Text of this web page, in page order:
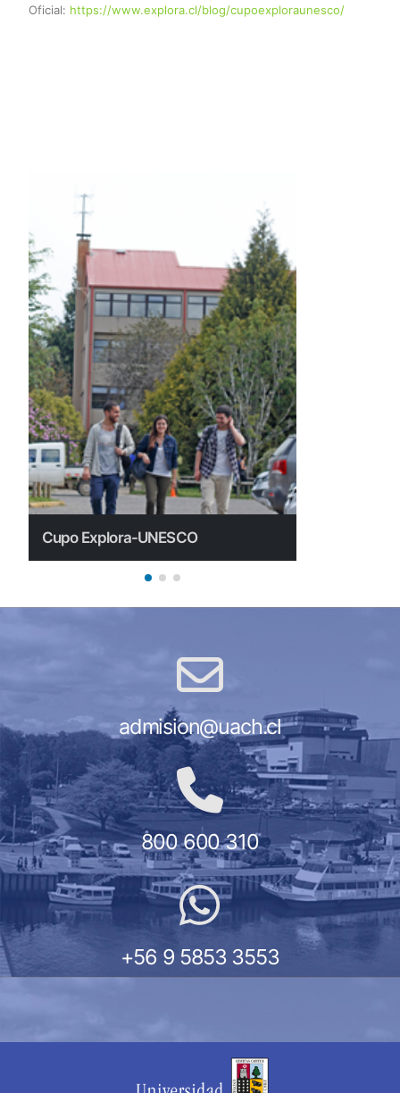
Oficial: https://www.explora.cl/blog/cupoexploraunesco/
Cupo Explora-UNESCO
admision@uach.cl
800 600 310
+56 9 5853 3553